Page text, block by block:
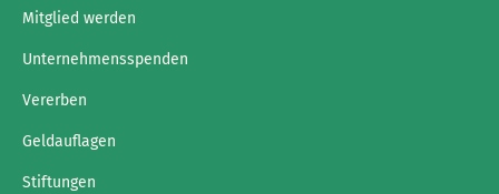
Mitglied werden
Unternehmensspenden
Vererben
Geldauflagen
Stiftungen